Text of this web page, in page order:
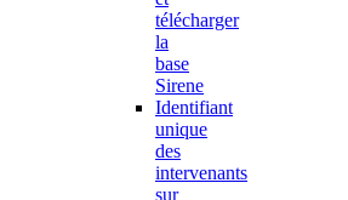
télécharger
la
base
Sirene
Identifiant
unique
des
intervenants
sur